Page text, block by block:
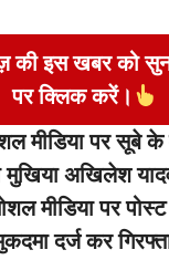
की इस खबर को
पर क्लिक करें।
मीडिया पर सूबे के
मुखिया अखिलेश
मीडिया पर
दर्ज कर